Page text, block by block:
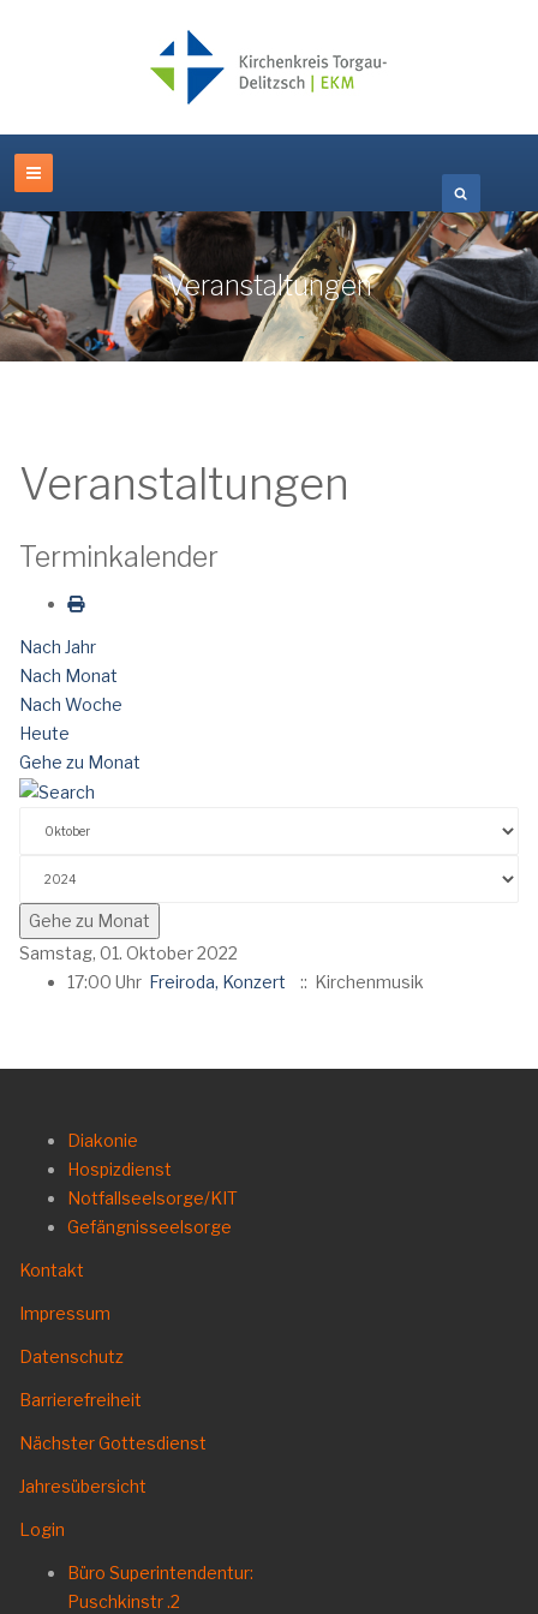
Veranstaltungen
Veranstaltungen
Terminkalender
Nach Jahr
Nach Monat
Nach Woche
Heute
Gehe zu Monat
Gehe zu Monat
Samstag, 01. Oktober 2022
17:00 Uhr Freiroda, Konzert :: Kirchenmusik
Diakonie
Hospizdienst
Notfallseelsorge/KIT
Gefängnisseelsorge
Kontakt
Impressum
Datenschutz
Barrierefreiheit
Nächster Gottesdienst
Jahresübersicht
Login
Büro Superintendentur:
Puschkinstr .2